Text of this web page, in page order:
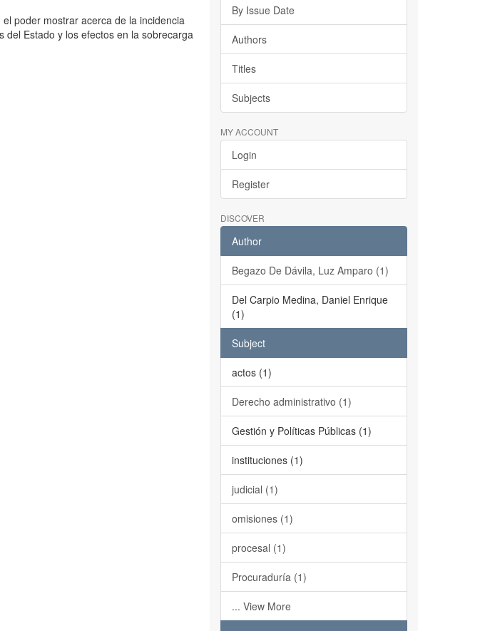
poder mostrar acerca de la incidencia
del Estado y los efectos en la sobrecarga
By Issue Date
Authors
Titles
Subjects
MY ACCOUNT
Login
Register
DISCOVER
Author
Begazo De Dávila, Luz Amparo (1)
Del Carpio Medina, Daniel Enrique
(1)
Subject
actos (1)
Derecho administrativo (1)
Gestión y Políticas Públicas (1)
instituciones (1)
judicial (1)
omisiones (1)
procesal (1)
Procuraduría (1)
... View More